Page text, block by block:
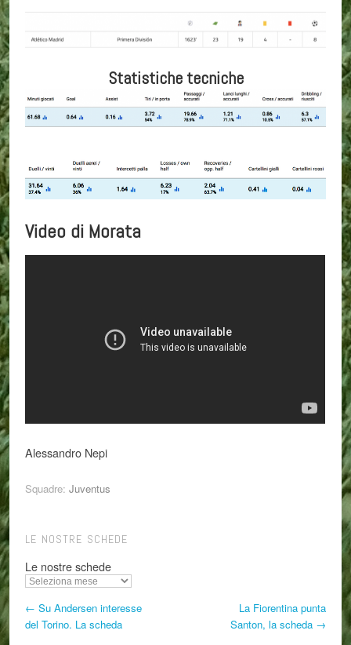
Statistiche tecniche
Video di Morata
Alessandro Nepi
Squadre:Juventus
LE NOSTRE SCHEDE
Le nostre schede
← Su Andersen interesse
del Torino. La scheda
La Fiorentina punta
Santon, la scheda →